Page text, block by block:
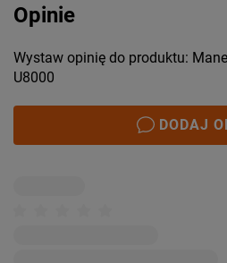
Opinie
Wystaw opinię do produktu:
U8000
DODAJ